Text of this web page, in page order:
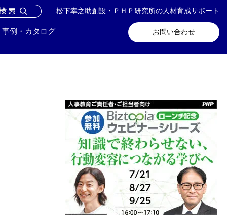
松下幸之助創設・ＰＨＰ研究所の人材育成サポート
お問い合わせ
事例・カタログ
い合わせ メールマガジン登録